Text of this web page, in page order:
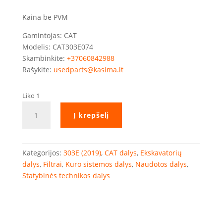
Kaina be PVM
Gamintojas: CAT
Modelis: CAT303E074
Skambinkite: +37060842988
Rašykite: usedparts@kasima.lt
Liko 1
kiekis:
kuro/vandens
separatoriaus
filtras
Į krepšelį
Kategorijos: 303E (2019), CAT dalys, Ekskavatorių
dalys, Filtrai, Kuro sistemos dalys, Naudotos dalys,
Statybinės technikos dalys